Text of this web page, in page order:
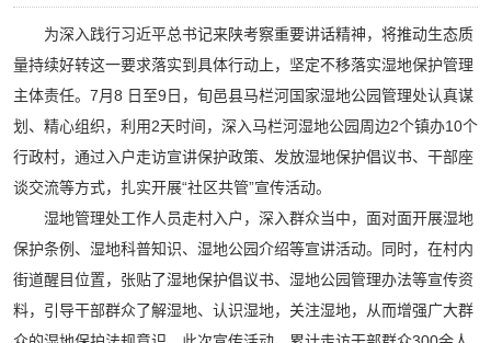
为深入践行习近平总书记来陕考察重要讲话精神，将推动生态质
量持续好转这一要求落实到具体行动上，坚定不移落实湿地保护管理
主体责任。7月8 日至9日，旬邑县马栏河国家湿地公园管理处认真谋
划、精心组织，利用2天时间，深入马栏河湿地公园周边2个镇办10个
行政村，通过入户走访宣讲保护政策、发放湿地保护倡议书、干部座
谈交流等方式，扎实开展“社区共管”宣传活动。
湿地管理处工作人员走村入户，深入群众当中，面对面开展湿地
保护条例、湿地科普知识、湿地公园介绍等宣讲活动。同时，在村内
街道醒目位置，张贴了湿地保护倡议书、湿地公园管理办法等宣传资
料，引导干部群众了解湿地、认识湿地，关注湿地，从而增强广大群